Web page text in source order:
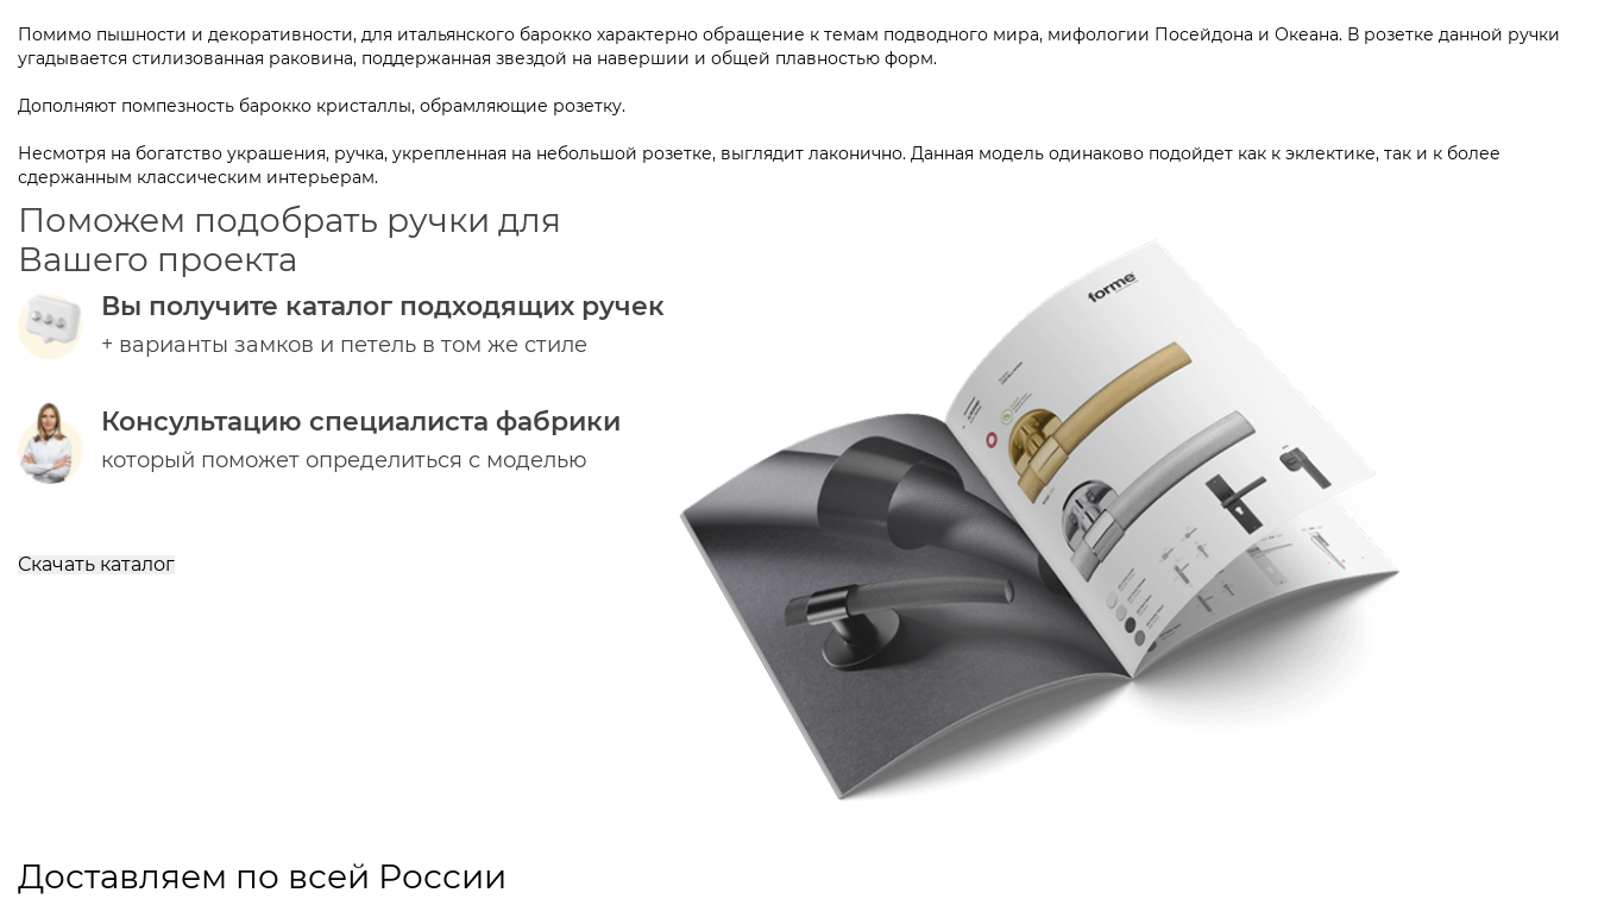
Помимо пышности и декоративности, для итальянского барокко характерно обращение к темам подводного мира, мифологии Посейдона и Океана. В розетке данной ручки
угадывается стилизованная раковина, поддержанная звездой на навершии и общей плавностью форм.
Дополняют помпезность барокко кристаллы, обрамляющие розетку.
Несмотря на богатство украшения, ручка, укрепленная на небольшой розетке, выглядит лаконично. Данная модель одинаково подойдет как к эклектике, так и к более
сдержанным классическим интерьерам.
Поможем подобрать ручки для
Вашего проекта
Вы получите каталог подходящих ручек
+ варианты замков и петель в том же стиле
Консультацию специалиста фабрики
который поможет определиться с моделью
Скачать каталог
Доставляем по всей России